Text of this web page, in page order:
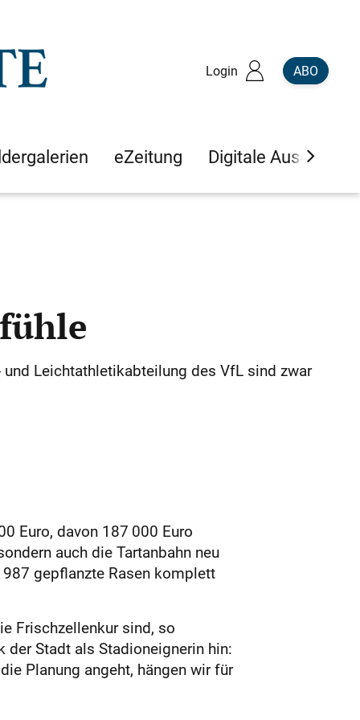
Login ABO
eZeitung Digitale Ausgaben
Leichtathletikabteilung des VfL sind zwar
Euro, davon 187 000 Euro
auch die Tartanbahn neu
gepflanzte Rasen komplett
Frischzellenkur sind, so
Stadt als Stadioneignerin hin:
Planung angeht, hängen wir für